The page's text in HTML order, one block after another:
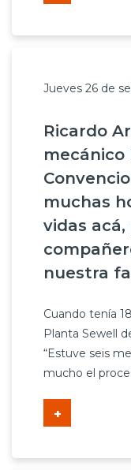
Jueves 26 de
Ricardo
mecánico
muchas
vidas
nuestra
Cuando tenía
Planta Sewell
“Estuve seis
mucho el
+